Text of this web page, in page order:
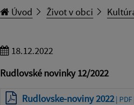
Úvod Život v obci
18.12.2022
Rudlovské novinky 12/2022
Rudlovske-noviny 2022| PDF